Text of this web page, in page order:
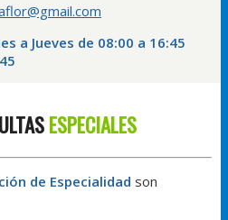
a Jueves de 08:00 a 16:45
ESPECIALES
de Especialidad son